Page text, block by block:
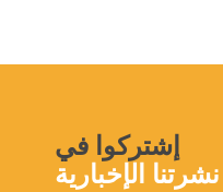
إشتركوا في
نشرتنا الإخبارية